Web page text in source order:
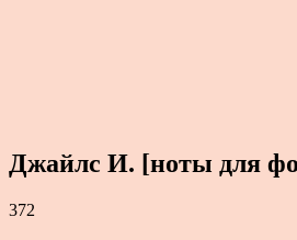
Джайлс И. [ноты для
372